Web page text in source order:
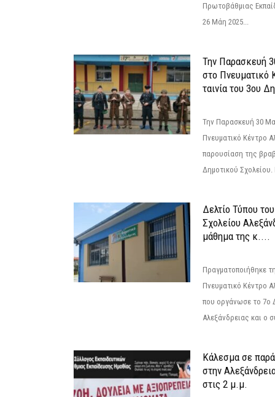
Πρωτοβάθμιας
26 Μάη 2025...
Την Παρασκευή
στο Πνευματικό
ταινία του 3ου
Την Παρασκευή 30
Πνευματικό Κέντρο
παρουσίαση της
Δημοτικού Σχολείου.
Δελτίο Τύπου
Σχολείου
μάθημα της κ....
Πραγματοποιήθηκε
Πνευματικό Κέντρο
που οργάνωσε το 7ο
Αλεξάνδρειας και ο
Κάλεσμα σε
στην
στις 2 μ.μ.